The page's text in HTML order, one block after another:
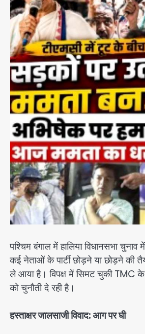
पश्चिम बंगाल में हालिया विधानसभा
कई नेताओं के पार्टी छोड़ने या छोड़ने की
ले आया है। विपक्ष में सिमट चुकी TMC
को चुनौती दे रही है।
हस्ताक्षर जालसाजी विवाद: आग पर घी